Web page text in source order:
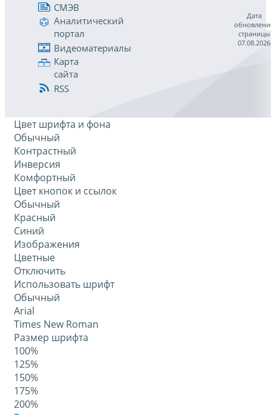
СМЭВ
Аналитический
портал
Видеоматериалы
Карта
сайта
RSS
Дата
страницы
07.08.2026
Цвет шрифта и фона
Обычный
Контрастный
Инверсия
Комфортный
Цвет кнопок и ссылок
Обычный
Красный
Синий
Изображения
Цветные
Отключить
Использовать шрифт
Обычный
Arial
Times New Roman
Размер шрифта
100%
125%
150%
175%
200%